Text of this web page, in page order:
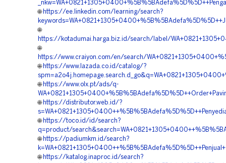
🌐 https://ee.linkedin.com/learning/search?
🌐
https://kotadumai.harga.biz.id/search/label/
🌐
https://www.craiyon.com/en/search/
🌐 https://www.lazada.co.id/catalog/?
🌐 https://www.olx.pt/ads/q-
🌐 https://distributor.web.id/?
🌐 https://toco.id/id/search?
q=product/
🌐 https://padiumkm.id/search?
🌐 https://katalog.inaproc.id/search?